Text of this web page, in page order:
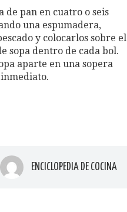
de pan en cuatro o seis
una espumadera,
y colocarlos sobre el
sopa dentro de cada bol.
aparte en una sopera
ENCICLOPEDIA DE COCINA